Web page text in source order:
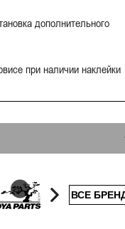
дополнительного
при наличии наклейки
ВСЕ